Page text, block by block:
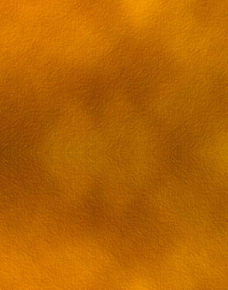
94 эпизод Грэй-мен
95 эпизод Грэй-мен
96 эпизод Грэй-мен
97 эпизод Грэй-мен
98 эпизод Грэй-мен
99 эпизод Грэй-мен
100 эпизод Грэй-мен
101 эпизод Грэй-мен
102 эпизод Грэй-мен
103 эпизод Грэй-мен